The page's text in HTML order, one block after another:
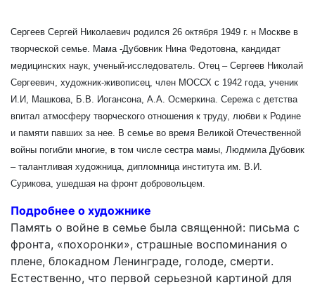
Сергеев Сергей Николаевич родился 26 октября 1949 г. н Москве в
творческой семье. Мама -Дубовник Нина Федотовна, кандидат
медицинских наук, ученый-исследователь. Отец – Сергеев Николай
Сергеевич, художник-живописец, член МОССХ с 1942 года, ученик
И.И, Машкова, Б.В. Иогансона, А.А. Осмеркина. Сережа с детства
впитал атмосферу творческого отношения к труду, любви к Родине
и памяти павших за нее. В семье во время Великой Отечественной
войны погибли многие, в том числе сестра мамы, Людмила Дубовик
– талантливая художница, дипломница института им. В.И.
Сурикова, ушедшая на фронт добровольцем.
Подробнее о художнике
Память о войне в семье была священной: письма с
фронта, «похоронки», страшные воспоминания о
плене, блокадном Ленинграде, голоде, смерти.
Естественно, что первой серьезной картиной для